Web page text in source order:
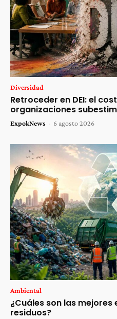
Diversidad
Retroceder en DEI: el
organizaciones
ExpokNews - 6 agosto 2026
Ambiental
¿Cuáles son las
residuos?